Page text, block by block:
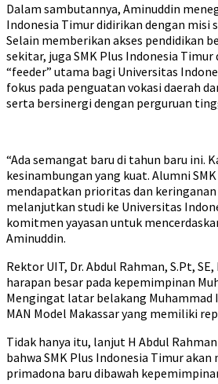
Dalam sambutannya, Aminuddin
Indonesia Timur didirikan dengan misi
Selain memberikan akses pendidikan
sekitar, juga SMK Plus Indonesia
“feeder” utama bagi Universitas
fokus pada penguatan vokasi daerah
serta bersinergi dengan perguruan
“Ada semangat baru di tahun baru ini.
kesinambungan yang kuat. Alumni
mendapatkan prioritas dan
melanjutkan studi ke Universitas
komitmen yayasan untuk
Aminuddin.
Rektor UIT, Dr. Abdul Rahman, S.Pt,
harapan besar pada kepemimpinan
Mengingat latar belakang Muhammad
MAN Model Makassar yang memiliki
Tidak hanya itu, lanjut H Abdul
bahwa SMK Plus Indonesia Timur akan
primadona baru dibawah